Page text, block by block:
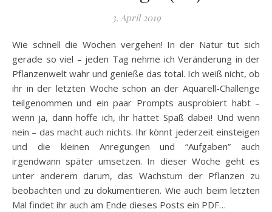
3. April 2019
Wie schnell die Wochen vergehen! In der Natur tut sich
gerade so viel – jeden Tag nehme ich Veränderung in der
Pflanzenwelt wahr und genieße das total. Ich weiß nicht, ob
ihr in der letzten Woche schon an der Aquarell-Challenge
teilgenommen und ein paar Prompts ausprobiert habt –
wenn ja, dann hoffe ich, ihr hattet Spaß dabei! Und wenn
nein – das macht auch nichts. Ihr könnt jederzeit einsteigen
und die kleinen Anregungen und “Aufgaben” auch
irgendwann später umsetzen. In dieser Woche geht es
unter anderem darum, das Wachstum der Pflanzen zu
beobachten und zu dokumentieren. Wie auch beim letzten
Mal findet ihr auch am Ende dieses Posts ein PDF…